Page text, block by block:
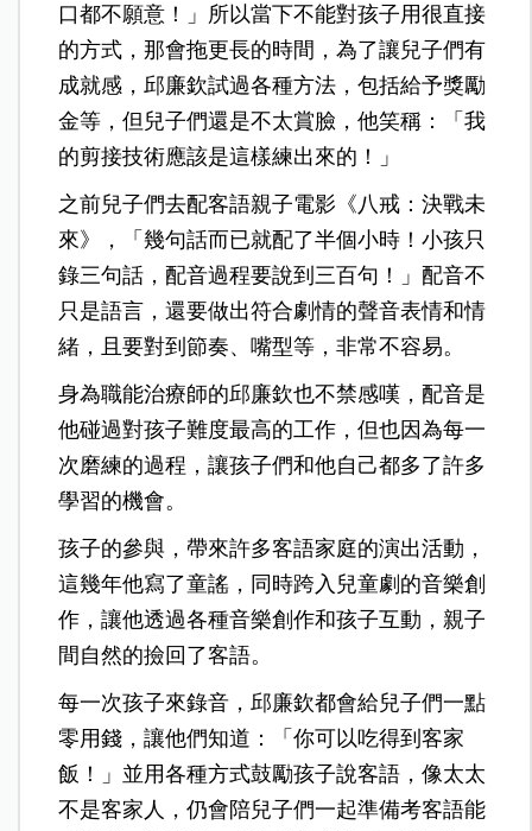
口都不願意！」所以當下不能對孩子用很直接
的方式，那會拖更長的時間，為了讓兒子們有
成就感，邱廉欽試過各種方法，包括給予獎勵
金等，但兒子們還是不太賞臉，他笑稱：「我
的剪接技術應該是這樣練出來的！」
之前兒子們去配客語親子電影《八戒：決戰未
來》，「幾句話而已就配了半個小時！小孩只
錄三句話，配音過程要說到三百句！」配音不
只是語言，還要做出符合劇情的聲音表情和情
緒，且要對到節奏、嘴型等，非常不容易。
身為職能治療師的邱廉欽也不禁感嘆，配音是
他碰過對孩子難度最高的工作，但也因為每一
次磨練的過程，讓孩子們和他自己都多了許多
學習的機會。
孩子的參與，帶來許多客語家庭的演出活動，
這幾年他寫了童謠，同時跨入兒童劇的音樂創
作，讓他透過各種音樂創作和孩子互動，親子
間自然的撿回了客語。
每一次孩子來錄音，邱廉欽都會給兒子們一點
零用錢，讓他們知道：「你可以吃得到客家
飯！」並用各種方式鼓勵孩子說客語，像太太
不是客家人，仍會陪兒子們一起準備考客語能